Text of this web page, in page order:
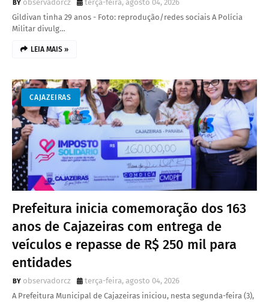
observadorcz
terça-feira, agosto 04, 2026
Gildivan tinha 29 anos - Foto: reprodução/redes sociais A Polícia
Militar divulg…
LEIA MAIS »
CAJAZEIRAS
Prefeitura inicia comemoração dos 163
anos de Cajazeiras com entrega de
veículos e repasse de R$ 250 mil para
entidades
observadorcz
terça-feira, agosto 04, 2026
A Prefeitura Municipal de Cajazeiras iniciou, nesta segunda-feira (3),